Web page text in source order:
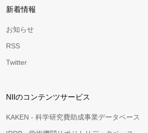
新着情報
お知らせ
RSS
Twitter
NIIのコンテンツサービス
KAKEN - 科学研究費助成事業データベース